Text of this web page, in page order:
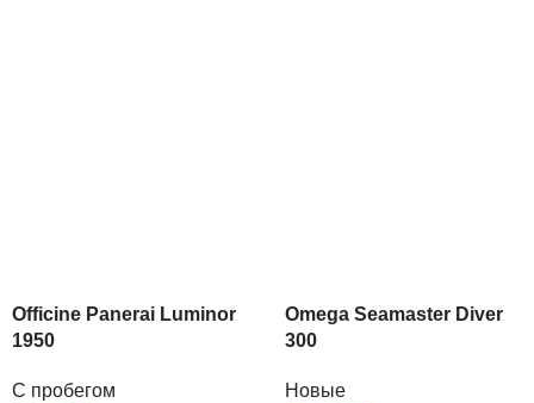
Officine Panerai Luminor
1950
С пробегом
Omega Seamaster Diver
300
Новые